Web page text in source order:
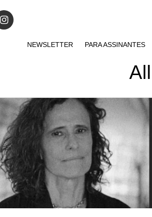
NEWSLETTER PARA ASSINANTES